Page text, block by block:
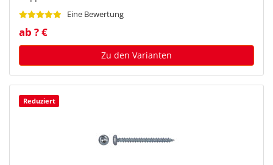
Eine Bewertung
ab ? €
Zu den Varianten
Reduziert